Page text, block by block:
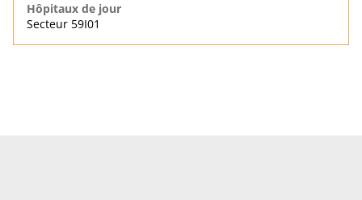
Hôpitaux de jour
Secteur 59I01